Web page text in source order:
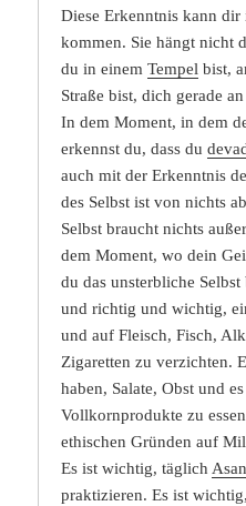
Diese Erkenntnis kann
kommen. Sie hängt nicht
du in einemTempel bist,
Straße bist, dich gerade
In dem Moment, in dem
erkennst du, dass du
auch mit der Erkenntnis
des Selbst ist von nichts
Selbst braucht nichts
dem Moment, wo dein
du das unsterbliche
und richtig und wichtig,
und auf Fleisch, Fisch,
Zigaretten zu verzichten.
haben, Salate, Obst und
Vollkornprodukte zu
ethischen Gründen auf
Es ist wichtig, täglich
praktizieren. Es ist